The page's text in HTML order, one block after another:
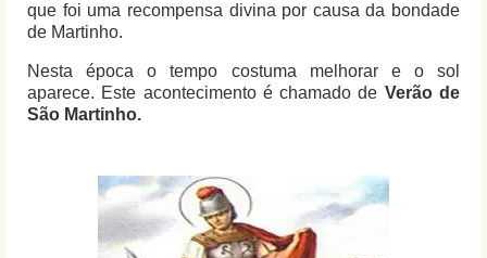
que foi uma recompensa divina por causa da bondade
de Martinho.
Nesta época o tempo costuma melhorar e o sol
aparece. Este acontecimento é chamado de Verão de
São Martinho.